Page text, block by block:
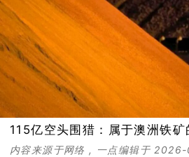
115亿空头围猎：属于澳洲铁矿
内容来源于网络 , 一点编辑于